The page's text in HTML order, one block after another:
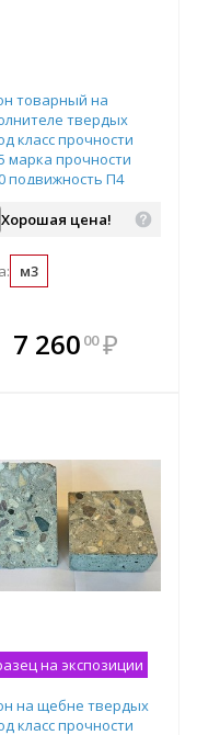
выгоднее!
товарный на
твердых
класс прочности
марка прочности
подвижность П4
Хорошая цена!
м3
7 260 00 ₽
на экспозиции
на щебне твердых
класс прочности